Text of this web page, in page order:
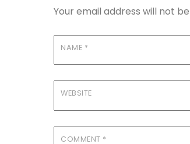
Your email address will not
NAME *
WEBSITE
COMMENT *